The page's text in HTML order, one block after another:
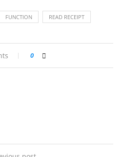
FUNCTION READ RECEIPT
0